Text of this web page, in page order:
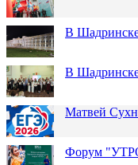
В
В
Матвей
Форум